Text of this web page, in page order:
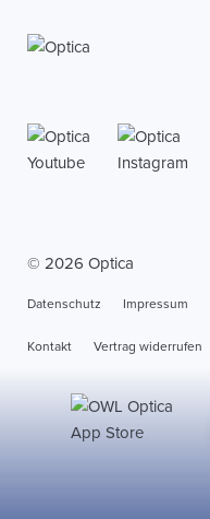
© 2026 Optica
Datenschutz Impressum
Kontakt Vertrag widerrufen